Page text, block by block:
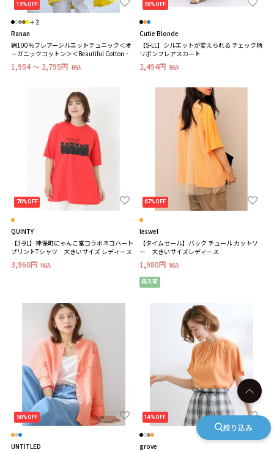
15%OFF
＋2
Ranan
綿100％フレアーシルエットチュニック＜オ
ーガニックコットン＞＜Beautiful Cotton
＞ 長袖 大きいサイズ レディース
1,954 ～ 2,795円 税込
50%OFF
Cutie Blonde
【S-LL】シルエットが変えられる チェック柄
リボンフレアスカート
2,494円 税込
70%OFF
QUINTY
【3-9L】神保町にゃんこ堂コラボネコハート
プリントTシャツ 大きいサイズ レディース
3,960円 税込
67%OFF
leswel
【タイムセール】バック チュール カットソ
ー 大きいサイズレディース
1,980円 税込
再入荷
50%OFF
UNTITLED
14%OFF
grove
絞り込み